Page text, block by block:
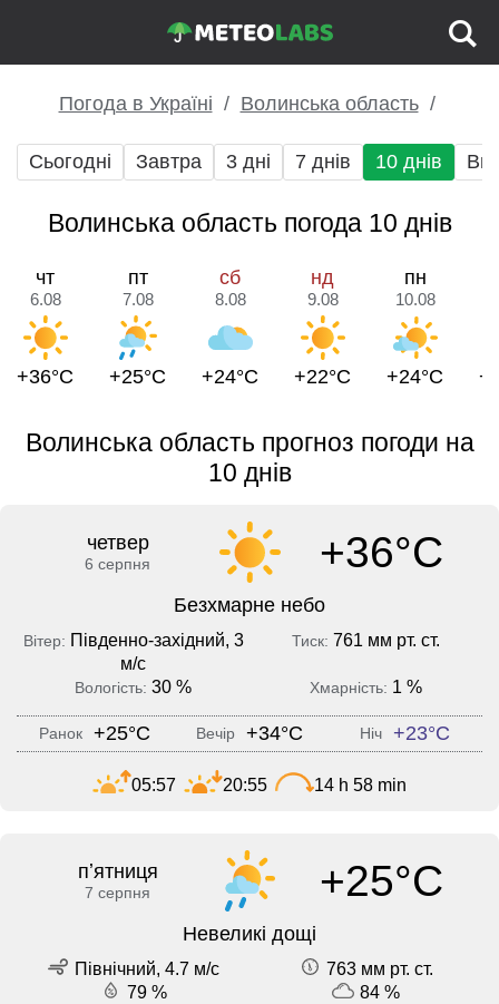
Погода в Україні Волинська область
Сьогодні Завтра 3 дні 7 днів 10 днів
Волинська область погода 10 днів
чт
6.08
+36°C
пт
7.08
+25°C
сб
8.08
+24°C
нд
9.08
+22°C
пн
10.08
+24°C
Волинська область прогноз погоди на
10 днів
четвер
6 серпня +36°C
Безхмарне небо
Вітер: Південно-західний, 3
м/с
Тиск: 761 мм рт. ст.
Вологість: 30 % Хмарність: 1 %
Ранок +25°C Вечір +34°C Ніч +23°C
05:57 20:55 14 h 58 min
пʼятниця
7 серпня +25°C
Невеликі дощі
Північний, 4.7 м/с
763 мм рт. ст.
79 %
84 %